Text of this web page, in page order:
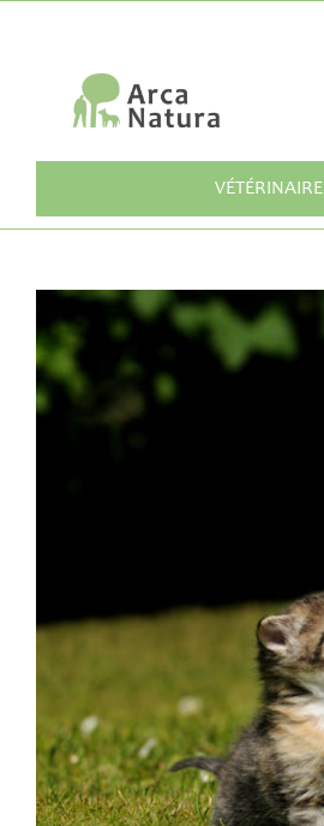
VÉTÉRINAIRE